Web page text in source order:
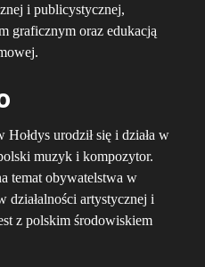
i publicystycznej,
graficznym oraz edukacją
urodził się i działa w
muzyk i kompozytor.
temat obywatelstwa w
działalności artystycznej i
z polskim środowiskiem